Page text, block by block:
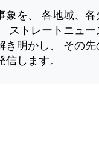
象を、 各地域、各
ストレートニュー
き明かし、 その先
します。